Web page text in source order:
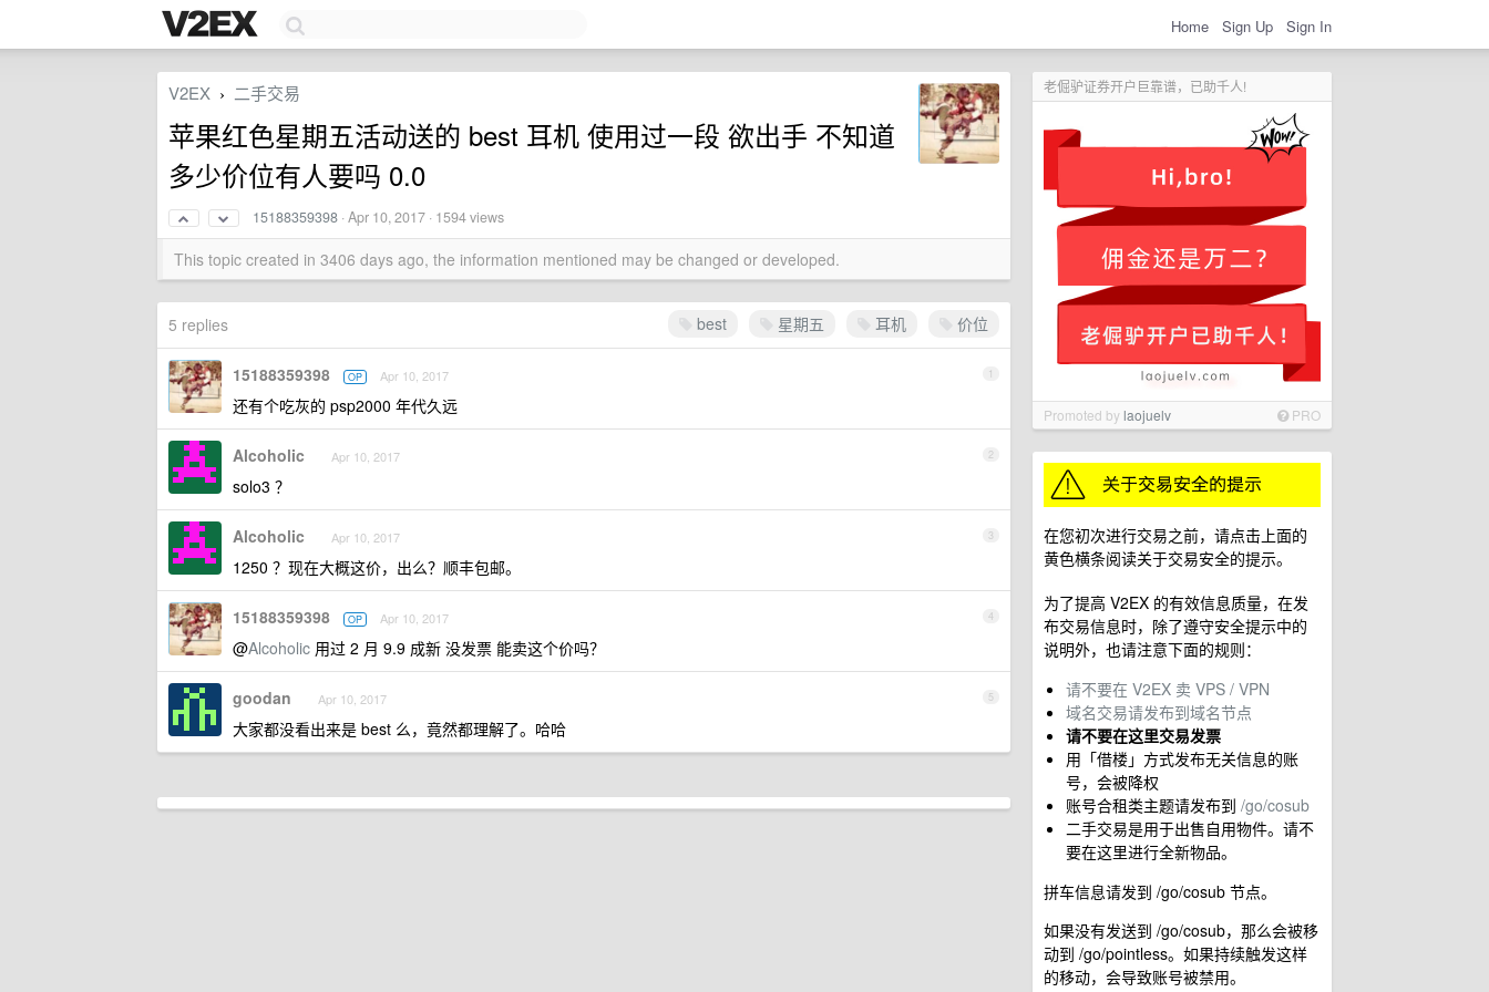
Home Sign Up Sign In
老倔驴证券开户巨靠谱，已助千人!
Promoted bylaojuelv PRO
在您初次进行交易之前，请点击上面的
黄色横条阅读关于交易安全的提示。
为了提高 V2EX 的有效信息质量，在发
布交易信息时，除了遵守安全提示中的
说明外，也请注意下面的规则：
请不要在 V2EX 卖 VPS / VPN
域名交易请发布到域名节点
请不要在这里交易发票
用「借楼」方式发布无关信息的账
号，会被降权
账号合租类主题请发布到 /go/cosub
二手交易是用于出售自用物件。请不
要在这里进行全新物品。
拼车信息请发到 /go/cosub 节点。
如果没有发送到 /go/cosub，那么会被移
动到 /go/pointless。如果持续触发这样
的移动，会导致账号被禁用。
V2EX › 二手交易
苹果红色星期五活动送的 best 耳机 使用过一段 欲出手 不知道
多少价位有人要吗 0.0
15188359398 ·Apr 10, 2017 · 1594 views
This topic created in 3406 days ago, the information mentioned may be changed or developed.
best 星期五 耳机 价位
5 replies
1
15188359398 OP Apr 10, 2017
还有个吃灰的 psp2000 年代久远
2
Alcoholic Apr 10, 2017
solo3 ？
3
Alcoholic Apr 10, 2017
1250 ？现在大概这价，出么？顺丰包邮。
4
15188359398 OP Apr 10, 2017
@Alcoholic 用过 2 月 9.9 成新 没发票 能卖这个价吗？
5
goodan Apr 10, 2017
大家都没看出来是 best 么，竟然都理解了。哈哈